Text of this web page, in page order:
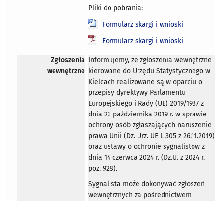
Pliki do pobrania:
Formularz skargi i wnioski
Formularz skargi i wnioski
Zgłoszenia
wewnętrzne
Informujemy, że zgłoszenia wewnętrzne
kierowane do Urzędu Statystycznego w
Kielcach realizowane są w oparciu o
przepisy dyrektywy Parlamentu
Europejskiego i Rady (UE) 2019/1937 z
dnia 23 października 2019 r. w sprawie
ochrony osób zgłaszających naruszenie
prawa Unii (Dz. Urz. UE L 305 z 26.11.2019)
oraz ustawy o ochronie sygnalistów z
dnia 14 czerwca 2024 r. (Dz.U. z 2024 r.
poz. 928).
Sygnalista może dokonywać zgłoszeń
wewnętrznych za pośrednictwem